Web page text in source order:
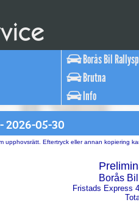
Borås Bil
Brutna
Info
05-30
upphovsrätt. Eftertryck eller annan kopiering
Borås
Fristads Express